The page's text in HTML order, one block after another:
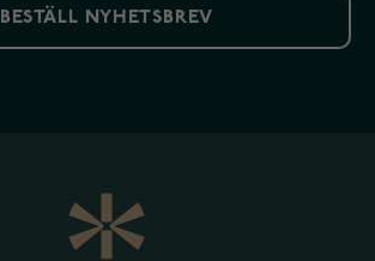
BESTÄLL NYHETSBREV